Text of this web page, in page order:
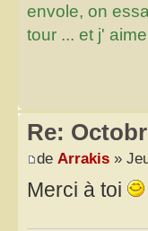
envole, on
tour ... et j'
Re:
de Arrakis »
Merci à toi